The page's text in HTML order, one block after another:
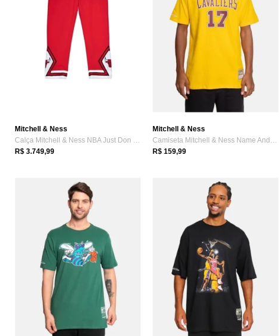
Mitchell & Ness
Calça Mitchell & Ness NBA Just Don X Mn ...
R$ 3.749,99
Mitchell & Ness
Camiseta Mitchell & Ness Name And Number...
R$ 159,99